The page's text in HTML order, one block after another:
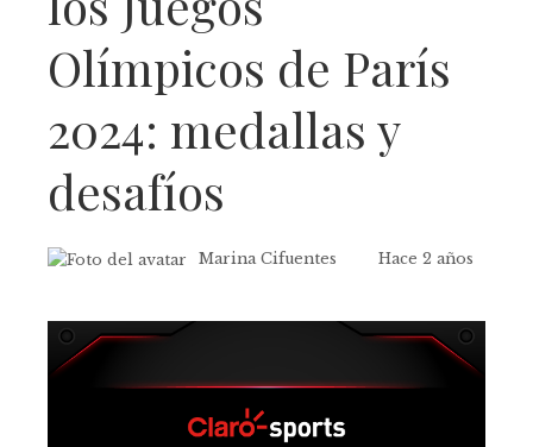
Olímpicos de París
2024: medallas y
desafíos
Marina Cifuentes Hace 2 años